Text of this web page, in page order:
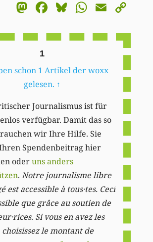
Mastodon
Facebook
BlueskyEmail
1
schon 1 Artikel der woxx
gelesen. ↑
Journalismus ist für
verfügbar. Damit das so
wir Ihre Hilfe. Sie
Spendenbeitrag hier
oderuns anders
. Notre journalisme libre
est accessible à tous·tes. Ceci
que grâce au soutien de
Si vous en avez les
le montant de